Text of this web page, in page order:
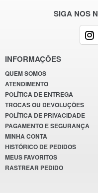
SIGA NOS
INFORMAÇÕES
QUEM SOMOS
ATENDIMENTO
POLÍTICA DE ENTREGA
TROCAS OU DEVOLUÇÕES
POLÍTICA DE PRIVACIDADE
PAGAMENTO E SEGURANÇA
MINHA CONTA
HISTÓRICO DE PEDIDOS
MEUS FAVORITOS
RASTREAR PEDIDO